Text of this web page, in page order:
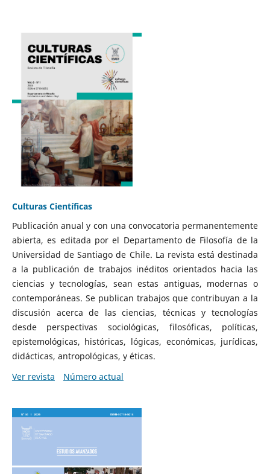
Culturas Científicas
Publicación anual y con una convocatoria permanentemente
abierta, es editada por el Departamento de Filosofía de la
Universidad de Santiago de Chile. La revista está destinada
a la publicación de trabajos inéditos orientados hacia las
ciencias y tecnologías, sean estas antiguas, modernas o
contemporáneas. Se publican trabajos que contribuyan a la
discusión acerca de las ciencias, técnicas y tecnologías
desde perspectivas sociológicas, filosóficas, políticas,
epistemológicas, históricas, lógicas, económicas, jurídicas,
didácticas, antropológicas, y éticas.
Ver revista
Número actual